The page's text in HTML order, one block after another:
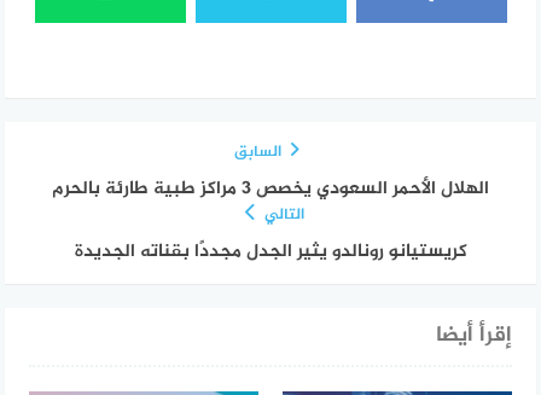
السابق
الهلال الأحمر السعودي يخصص 3 مراكز طبية طارئة بالحرم
التالي
كريستيانو رونالدو يثير الجدل مجددًا بقناته الجديدة
إقرأ أيضا